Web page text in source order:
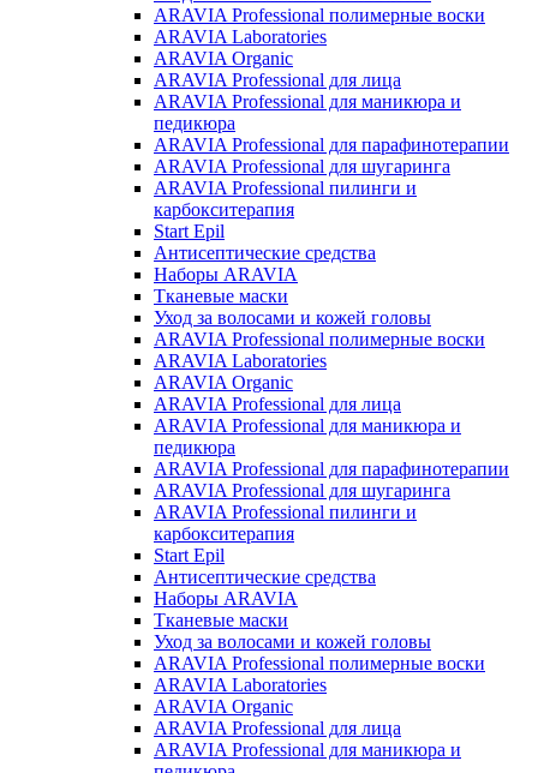
ARAVIA Professional полимерные воски
ARAVIA Laboratories
ARAVIA Organic
ARAVIA Professional для лица
ARAVIA Professional для маникюра и
педикюра
ARAVIA Professional для парафинотерапии
ARAVIA Professional для шугаринга
ARAVIA Professional пилинги и
карбокситерапия
Start Epil
Антисептические средства
Наборы ARAVIA
Тканевые маски
Уход за волосами и кожей головы
ARAVIA Professional полимерные воски
ARAVIA Laboratories
ARAVIA Organic
ARAVIA Professional для лица
ARAVIA Professional для маникюра и
педикюра
ARAVIA Professional для парафинотерапии
ARAVIA Professional для шугаринга
ARAVIA Professional пилинги и
карбокситерапия
Start Epil
Антисептические средства
Наборы ARAVIA
Тканевые маски
Уход за волосами и кожей головы
ARAVIA Professional полимерные воски
ARAVIA Laboratories
ARAVIA Organic
ARAVIA Professional для лица
ARAVIA Professional для маникюра и